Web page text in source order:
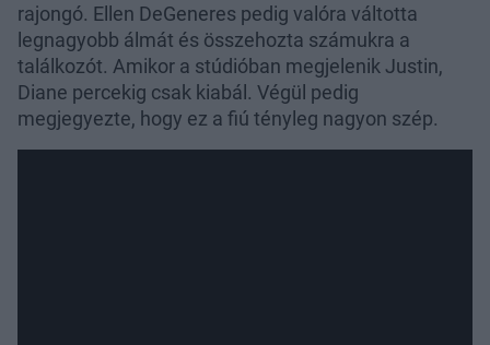
rajongó. Ellen DeGeneres pedig valóra váltotta
legnagyobb álmát és összehozta számukra a
találkozót. Amikor a stúdióban megjelenik Justin,
Diane percekig csak kiabál. Végül pedig
megjegyezte, hogy ez a fiú tényleg nagyon szép.